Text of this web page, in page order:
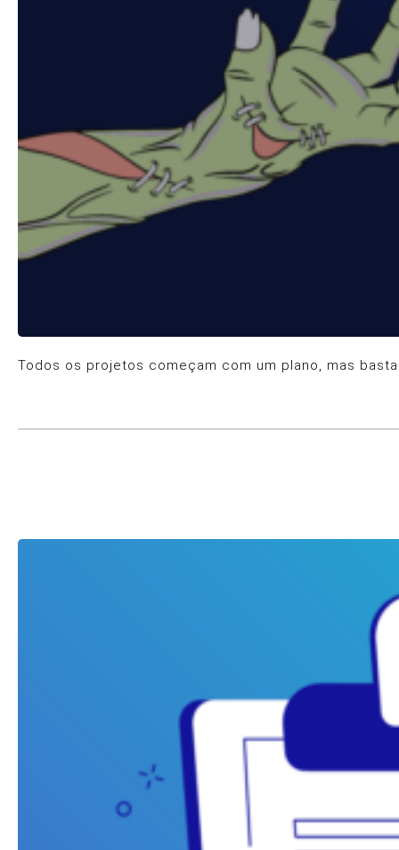
Todos os projetos começam com um plano, mas